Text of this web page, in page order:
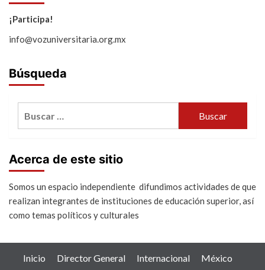
¡Participa!
info@vozuniversitaria.org.mx
Búsqueda
Acerca de este sitio
Somos un espacio independiente difundimos actividades de que
realizan integrantes de instituciones de educación superior, así
como temas políticos y culturales
Inicio Director General Internacional
México